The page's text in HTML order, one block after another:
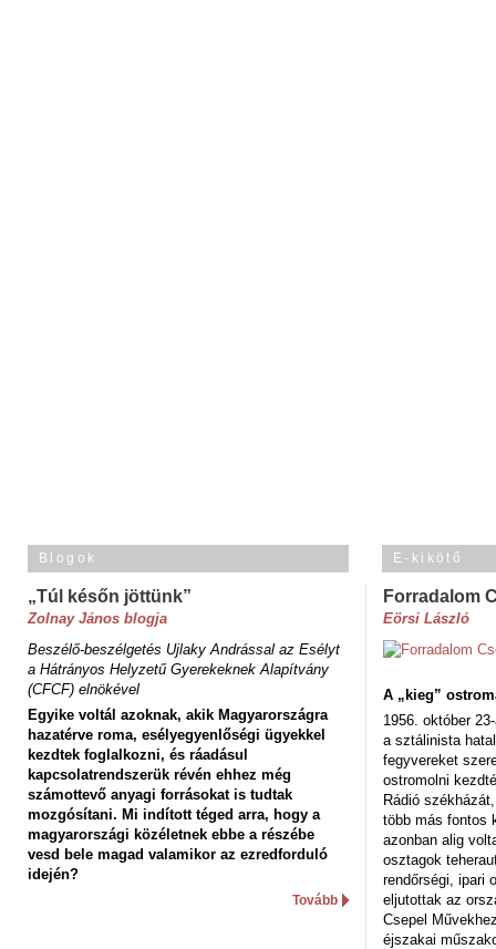
Blogok
„Túl későn jöttünk”
Zolnay János blogja
Beszélő-beszélgetés Ujlaky Andrással az Esélyt
a Hátrányos Helyzetű Gyerekeknek Alapítvány
(CFCF) elnökével
Egyike voltál azoknak, akik Magyarországra
hazatérve roma, esélyegyenlőségi ügyekkel
kezdtek foglalkozni, és ráadásul
kapcsolatrendszerük révén ehhez még
számottevő anyagi forrásokat is tudtak
mozgósítani. Mi indított téged arra, hogy a
magyarországi közéletnek ebbe a részébe
vesd bele magad valamikor az ezredforduló
idején?
Tovább
E-kikötő
Forradalom
Eörsi László
A „kieg”
1956. október
a sztálinista
fegyvereket
ostromolni
Rádió
több más fontos
azonban alig
osztagok
rendőrségi, ipari
eljutottak az
Csepel
éjszakai